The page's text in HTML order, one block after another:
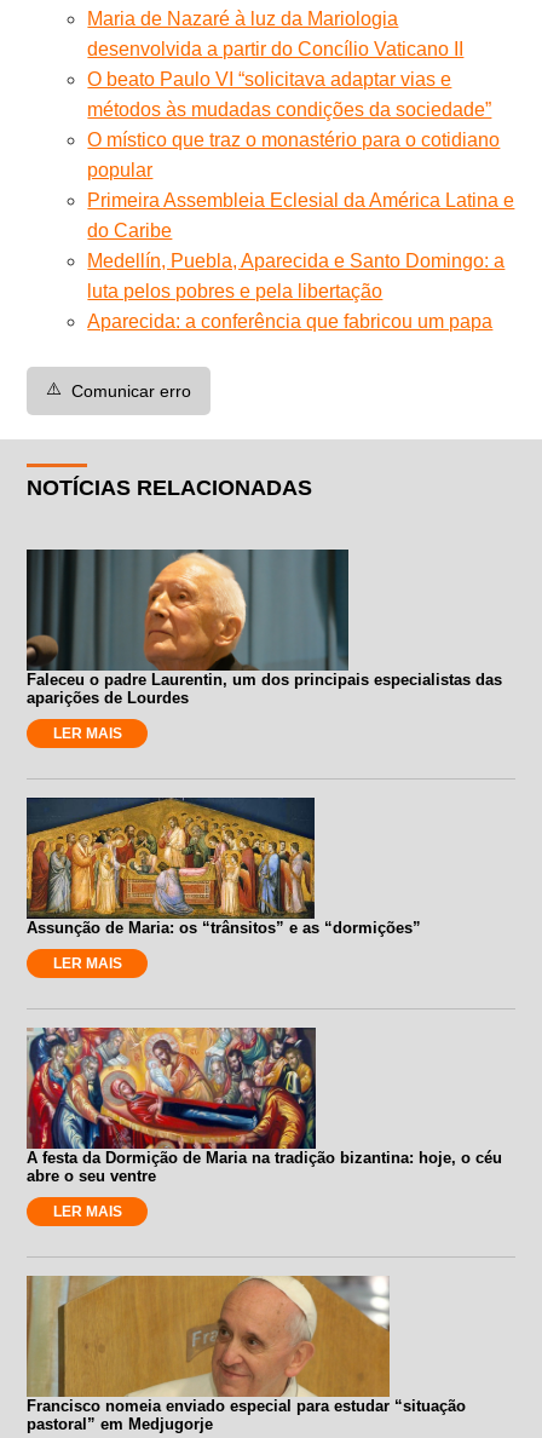
Maria de Nazaré à luz da Mariologia
desenvolvida a partir do Concílio Vaticano II
O beato Paulo VI “solicitava adaptar vias e
métodos às mudadas condições da sociedade”
O místico que traz o monastério para o cotidiano
popular
Primeira Assembleia Eclesial da América Latina e
do Caribe
Medellín, Puebla, Aparecida e Santo Domingo: a
luta pelos pobres e pela libertação
Aparecida: a conferência que fabricou um papa
⚠️ Comunicar erro
NOTÍCIAS RELACIONADAS
Faleceu o padre Laurentin, um dos principais especialistas das
aparições de Lourdes
LER MAIS
Assunção de Maria: os “trânsitos” e as “dormições”
LER MAIS
A festa da Dormição de Maria na tradição bizantina: hoje, o céu
abre o seu ventre
LER MAIS
Francisco nomeia enviado especial para estudar “situação
pastoral” em Medjugorje